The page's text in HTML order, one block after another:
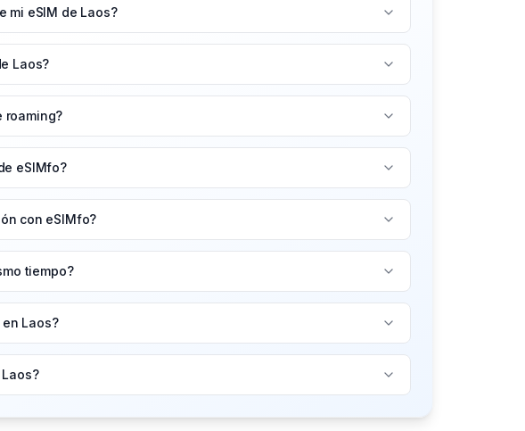
mi eSIM de Laos?
Laos?
roaming?
eSIMfo?
con eSIMfo?
tiempo?
Laos?